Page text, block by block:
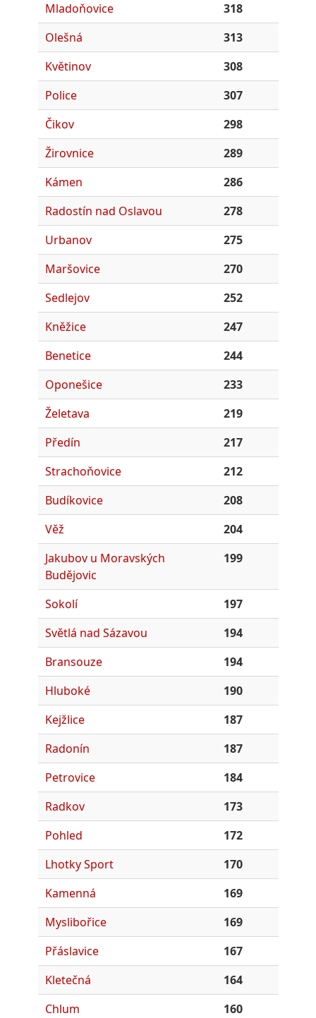
Mladoňovice
318
Olešná
313
Květinov
308
Police
307
Čikov
298
Žirovnice
289
Kámen
286
Radostín nad Oslavou
278
Urbanov
275
Maršovice
270
Sedlejov
252
Kněžice
247
Benetice
244
Oponešice
233
Želetava
219
Předín
217
Strachoňovice
212
Budíkovice
208
Věž
204
Jakubov u Moravských
Budějovic
199
Sokolí
197
Světlá nad Sázavou
194
Bransouze
194
Hluboké
190
Kejžlice
187
Radonín
187
Petrovice
184
Radkov
173
Pohled
172
Lhotky Sport
170
Kamenná
169
Myslibořice
169
Přáslavice
167
Kletečná
164
Chlum
160